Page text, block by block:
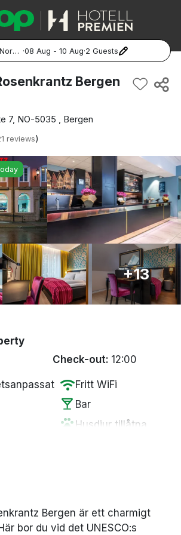
Sverige, Norge, Danmark ·08 Aug - 10 Aug·2 Guests
Bergen
7, NO-5035 , Bergen
reviews)
+13
Check-out: 12:00
wifiFritt WiFi
local_bar Bar
pets Husdjur tillåtna
Bergen är ett charmigt
bor du vid det UNESCO:s